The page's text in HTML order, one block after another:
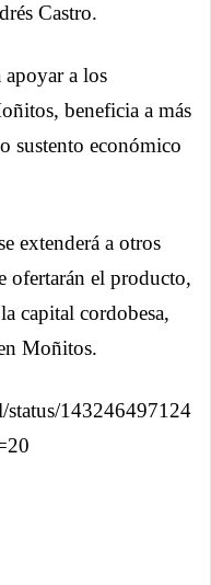
Castro.
apoyar a los
beneficia a más
sustento económico
extenderá a otros
ofertarán el producto,
capital cordobesa,
Moñitos.
status/143246497124